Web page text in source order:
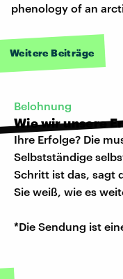
phenology of an
Weitere Beiträge
Belohnung
Wie wir unsere
Ihre Erfolge? Die
Selbstständige
Schritt ist das, sagt
Sie weiß, wie es
*Die Sendung ist